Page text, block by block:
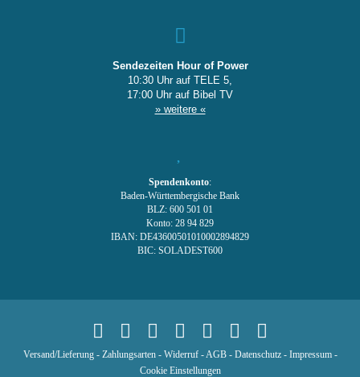
Sendezeiten Hour of Power
10:30 Uhr auf TELE 5,
17:00 Uhr auf Bibel TV
» weitere «
Spendenkonto:
Baden-Württembergische Bank
BLZ: 600 501 01
Konto: 28 94 829
IBAN: DE43600501010002894829
BIC: SOLADEST600
Versand/Lieferung- Zahlungsarten- Widerruf-AGB- Datenschutz- Impressum-
Cookie Einstellungen